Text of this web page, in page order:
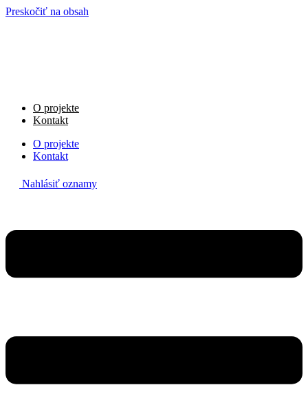
Preskočiť na obsah
O projekte
Kontakt
O projekte
Kontakt
Nahlásiť oznamy